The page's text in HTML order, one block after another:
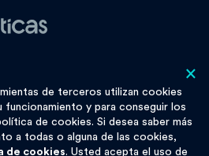
×
de terceros utilizan cookies
funcionamiento y para conseguir los
de cookies. Si desea saber más
a todas o alguna de las cookies,
de cookies. Usted acepta el uso de